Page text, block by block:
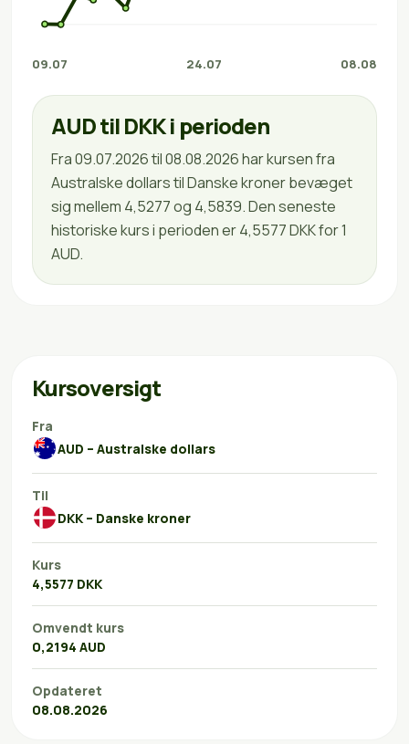
09.07 24.07 08.08
AUD til DKK i perioden
Fra 09.07.2026 til 08.08.2026 har kursen fra
Australske dollars til Danske kroner bevæget
sig mellem 4,5277 og 4,5839. Den seneste
historiske kurs i perioden er 4,5577 DKK for 1
AUD.
Kursoversigt
Fra
AUD – Australske dollars
Til
DKK – Danske kroner
Kurs
4,5577 DKK
Omvendt kurs
0,2194 AUD
Opdateret
08.08.2026